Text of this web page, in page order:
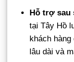
Hỗ trợ sau
tại Tây Hồ
khách
lâu dài và